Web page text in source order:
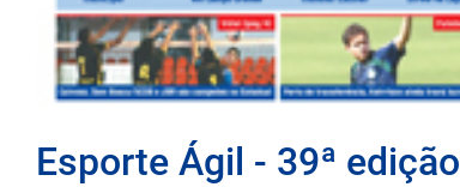
Esporte Ágil - 39ª edição